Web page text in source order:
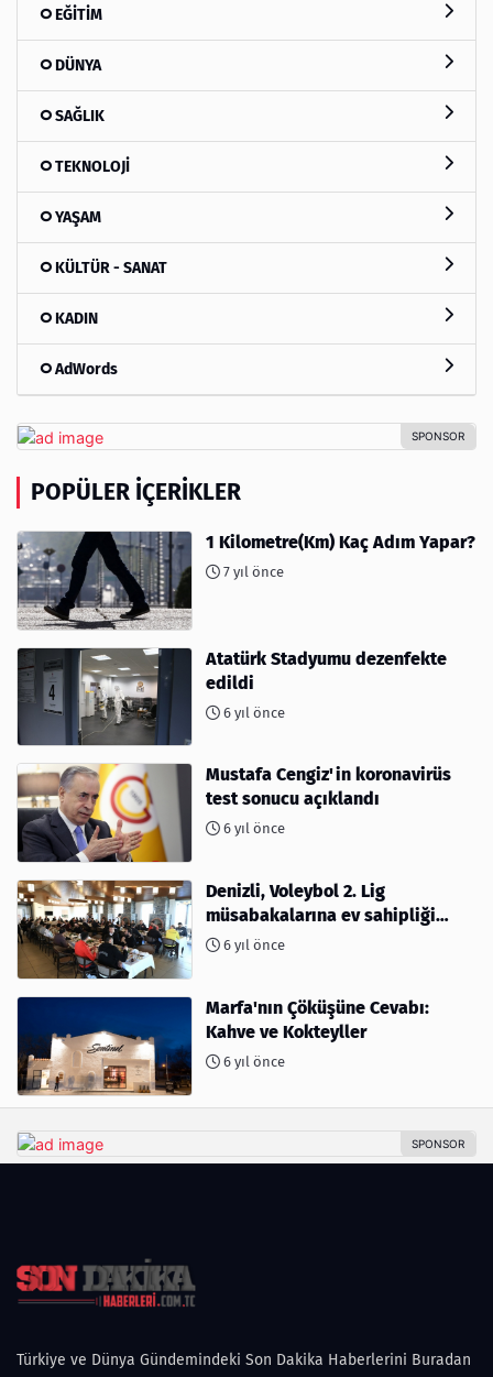
EĞİTİM
DÜNYA
SAĞLIK
TEKNOLOJİ
YAŞAM
KÜLTÜR - SANAT
KADIN
AdWords
POPÜLER İÇERIKLER
1 Kilometre(Km) Kaç Adım Yapar?
7 yıl önce
Atatürk Stadyumu dezenfekte
edildi
6 yıl önce
Mustafa Cengiz'in koronavirüs
test sonucu açıklandı
6 yıl önce
Denizli, Voleybol 2. Lig
müsabakalarına ev sahipliği
yapıyor
6 yıl önce
Marfa'nın Çöküşüne Cevabı:
Kahve ve Kokteyller
6 yıl önce
Türkiye ve Dünya Gündemindeki Son Dakika Haberlerini Buradan